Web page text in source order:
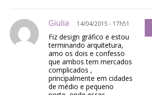
Giulia 14/04/2015 - 17h51
Fiz design gráfico e estou
terminando arquitetura,
amo os dois e confesso
que ambos tem mercados
complicados ,
principalmente em cidades
de médio e pequeno